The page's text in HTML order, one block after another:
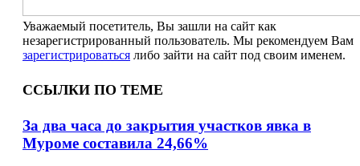
Уважаемый посетитель, Вы зашли на сайт как
незарегистрированный пользователь. Мы рекомендуем Вам
зарегистрироваться либо зайти на сайт под своим именем.
ССЫЛКИ ПО ТЕМЕ
За два часа до закрытия участков явка в
Муроме составила 24,66%